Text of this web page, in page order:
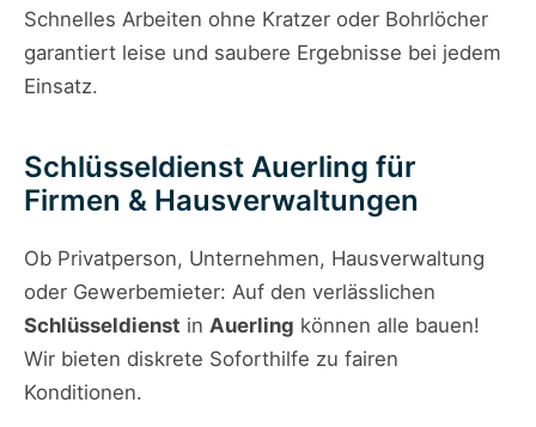
Schnelles Arbeiten ohne Kratzer oder Bohrlöcher
garantiert leise und saubere Ergebnisse bei jedem
Einsatz.
Schlüsseldienst Auerling für
Firmen & Hausverwaltungen
Ob Privatperson, Unternehmen, Hausverwaltung
oder Gewerbemieter: Auf den verlässlichen
Schlüsseldienst in Auerling können alle bauen!
Wir bieten diskrete Soforthilfe zu fairen
Konditionen.